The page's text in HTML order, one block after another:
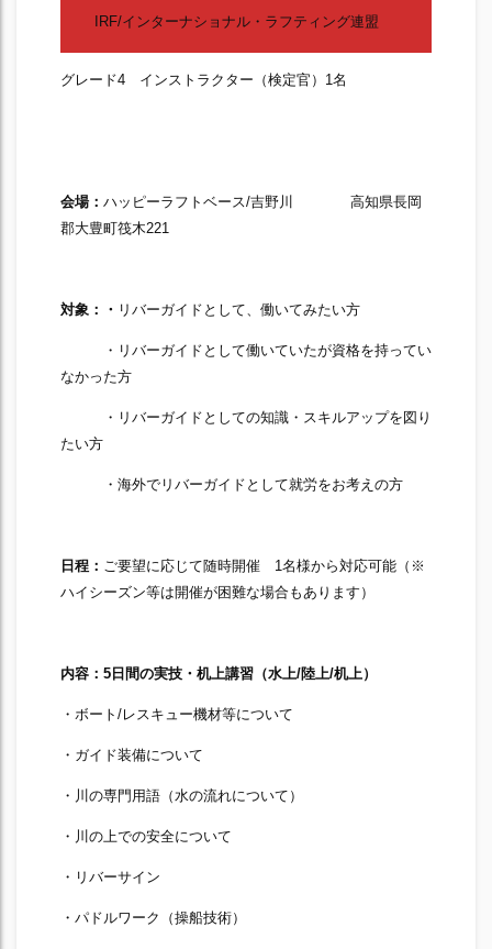
IRF/インターナショナル・ラフティング連盟
グレード4 インストラクター（検定官）1名
会場： ハッピーラフトベース/吉野川 高知県長岡
郡大豊町筏木221
対象：・ リバーガイドとして、働いてみたい方
・リバーガイドとして働いていたが資格を持ってい
なかった方
・リバーガイドとしての知識・スキルアップを図り
たい方
・海外でリバーガイドとして就労をお考えの方
日程： ご要望に応じて随時開催 1名様から対応可能（※
ハイシーズン等は開催が困難な場合もあります）
内容：5 日間の実技・机上講習（水上/陸上/机上）
・ボート/レスキュー機材等について
・ガイド装備について
・川の専門用語（水の流れについて）
・川の上での安全について
・リバーサイン
・パドルワーク（操船技術）